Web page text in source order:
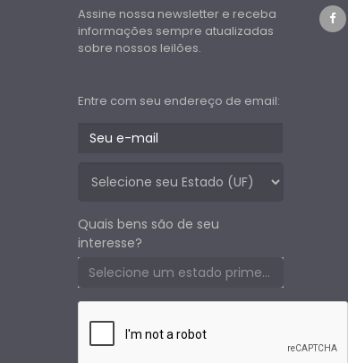
Assine nossa newsletter e receba
informações sempre atualizadas
sobre nossos leilões.
Entre com seu endereço de email:
Quais bens são de seu
interesse?
Selecione um estado primeiro